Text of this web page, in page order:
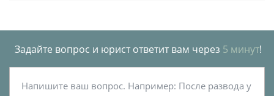
Задайте вопрос и юрист ответит вам через 5 минут!